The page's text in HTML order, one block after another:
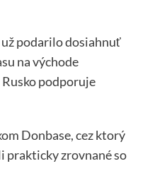
už podarilo dosiahnuť
na východe
podporuje
Donbase, cez ktorý
prakticky zrovnané so